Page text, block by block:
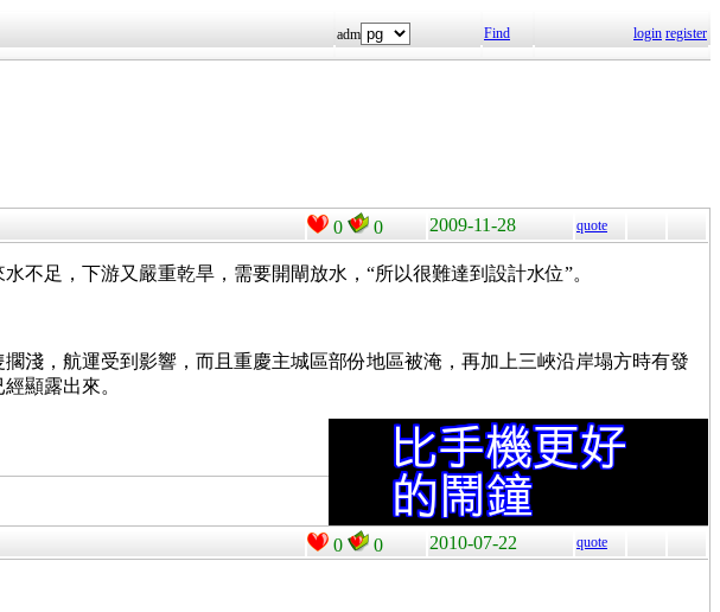
adm Find login register
0 0 2009-11-28 quote
不足，下游又嚴重乾旱，需要開閘放水，“所以很難達到設計水位”。
淺，航運受到影響，而且重慶主城區部份地區被淹，再加上三峽沿岸塌方時有發
顯露出來。
0 0 2010-07-22 quote